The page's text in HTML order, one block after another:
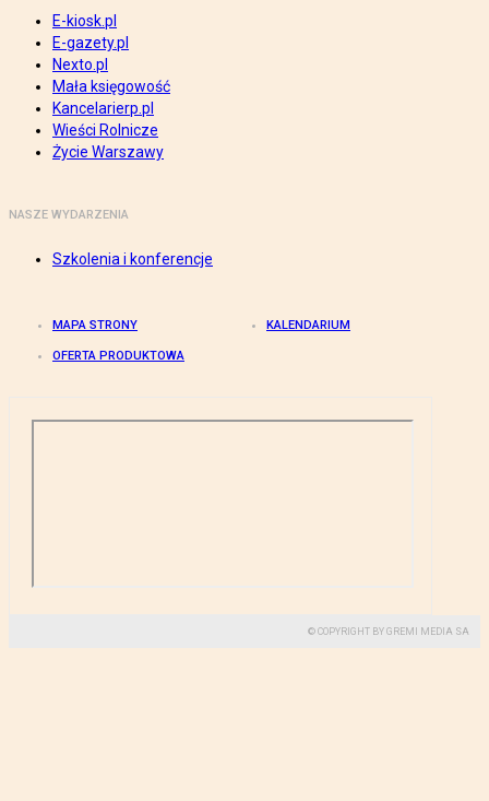
E-kiosk.pl
E-gazety.pl
Nexto.pl
Mała księgowość
Kancelarierp.pl
Wieści Rolnicze
Życie Warszawy
NASZE WYDARZENIA
Szkolenia i konferencje
MAPA STRONY KALENDARIUM
OFERTA PRODUKTOWA
© COPYRIGHT BY GREMI MEDIA SA